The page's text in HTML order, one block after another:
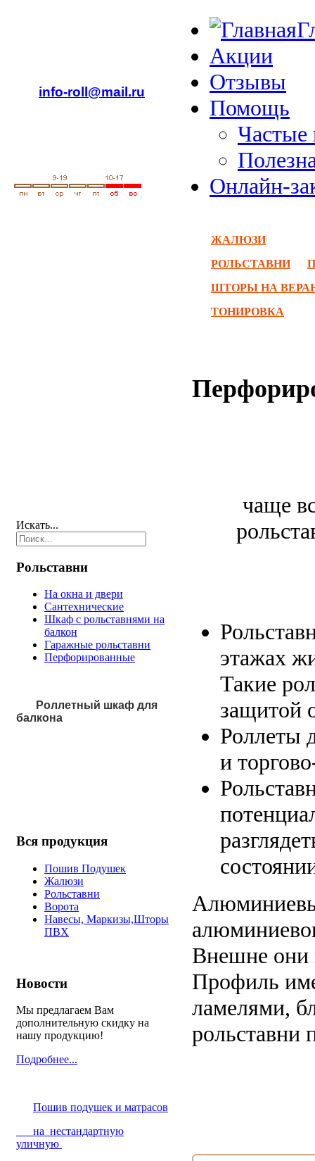
info-roll@mail.ru
Акции
Отзывы
Помощь
Частые
Онлайн-
ЖАЛЮЗИ
РОЛЬСТАВНИ
ШТОРЫ НА
ТОНИРОВКА
чаще
этажах
Такие
защитой
Роллеты
и
Внешне они
Профиль
ламелями,
рольставни
Искать...
Рольставни
На окна и двери
Сантехнические
Шкаф c рольставнями на
балкон
Гаражные рольставни
Перфорированные
Роллетный шкаф для
балкона
Вся продукция
Пошив Подушек
Жалюзи
Рольставни
Ворота
Навесы, Маркизы,Шторы
ПВХ
Новости
Мы предлагаем Вам
дополнительную скидку на
нашу продукцию!
Подробнее...
Пошив подушек и матрасов
на нестандартную
уличную